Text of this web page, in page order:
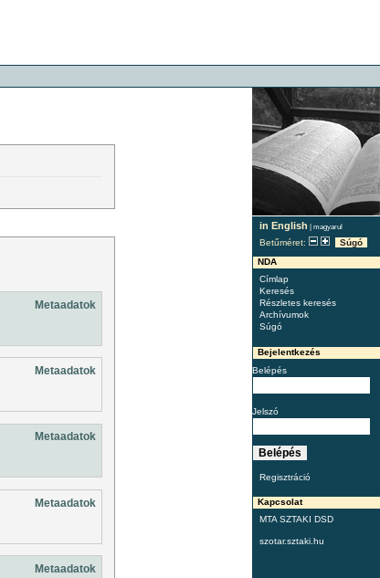
in English | magyarul
Betűméret:
Súgó
NDA
Címlap
Keresés
Részletes keresés
Archívumok
Súgó
Bejelentkezés
Belépés
Jelszó
Regisztráció
Kapcsolat
MTA SZTAKI DSD
szotar.sztaki.hu
Metaadatok
Metaadatok
Metaadatok
Metaadatok
Metaadatok